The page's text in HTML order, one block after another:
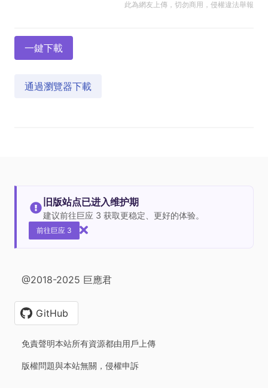
此為網友上傳，切勿商用，侵權違法舉報
一鍵下載
通過瀏覽器下載
旧版站点已进入维护期
建议前往巨应 3 获取更稳定、更好的体验。
前往巨应 3
@2018-2025 巨應君
GitHub
免責聲明本站所有資源都由用戶上傳
版權問題與本站無關，侵權申訴